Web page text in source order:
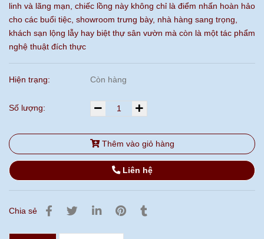
linh và lãng mạn, chiếc lồng này không chỉ là điểm nhấn hoàn hảo
cho các buổi tiệc, showroom trưng bày, nhà hàng sang trọng,
khách sạn lộng lẫy hay biệt thự sân vườn mà còn là một tác phẩm
nghệ thuật đích thực
Hiện trạng: Còn hàng
Số lượng:
Thêm vào giỏ hàng
Liên hệ
Chia sẻ